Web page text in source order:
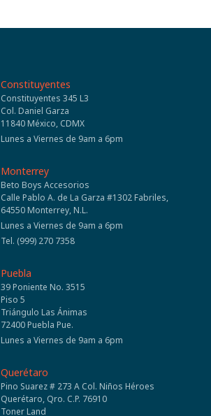
Constituyentes
Constituyentes 345 L3
Col. Daniel Garza
11840 México, CDMX
Lunes a Viernes de 9am a 6pm
Monterrey
Beto Boys Accesorios
Calle Pablo A. de La Garza #1302 Fabriles,
64550 Monterrey, N.L.
Lunes a Viernes de 9am a 6pm
Tel. (999) 270 7358
Puebla
39 Poniente No. 3515
Piso 5
Triángulo Las Ánimas
72400 Puebla Pue.
Lunes a Viernes de 9am a 6pm
Querétaro
Pino Suarez # 273 A Col. Niños Héroes
Querétaro, Qro. C.P. 76910
Toner Land